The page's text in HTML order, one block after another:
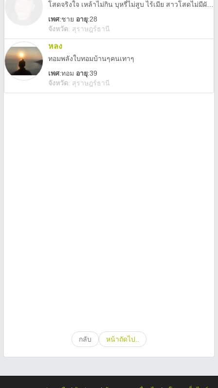
เพศ:ชาย อายุ:28
จังหวัด: สุราษฎร์ธานี
หลง
ทอมพลังใบทอมบ้านๆคนเทาๆ
เพศ:ทอม อายุ:39
จังหวัด: สุราษฎร์ธานี
กลับ หน้าถัดไป..